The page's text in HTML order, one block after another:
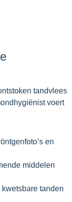
tandvlees
voert
en
middelen
kwetsbare tanden